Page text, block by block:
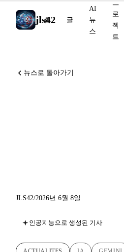
jls42
홈 글
AI
뉴
스
프
로
젝
트
뉴스로 돌아가기
JLS42/2026년 6월 8일
인공지능으로 생성된 기사